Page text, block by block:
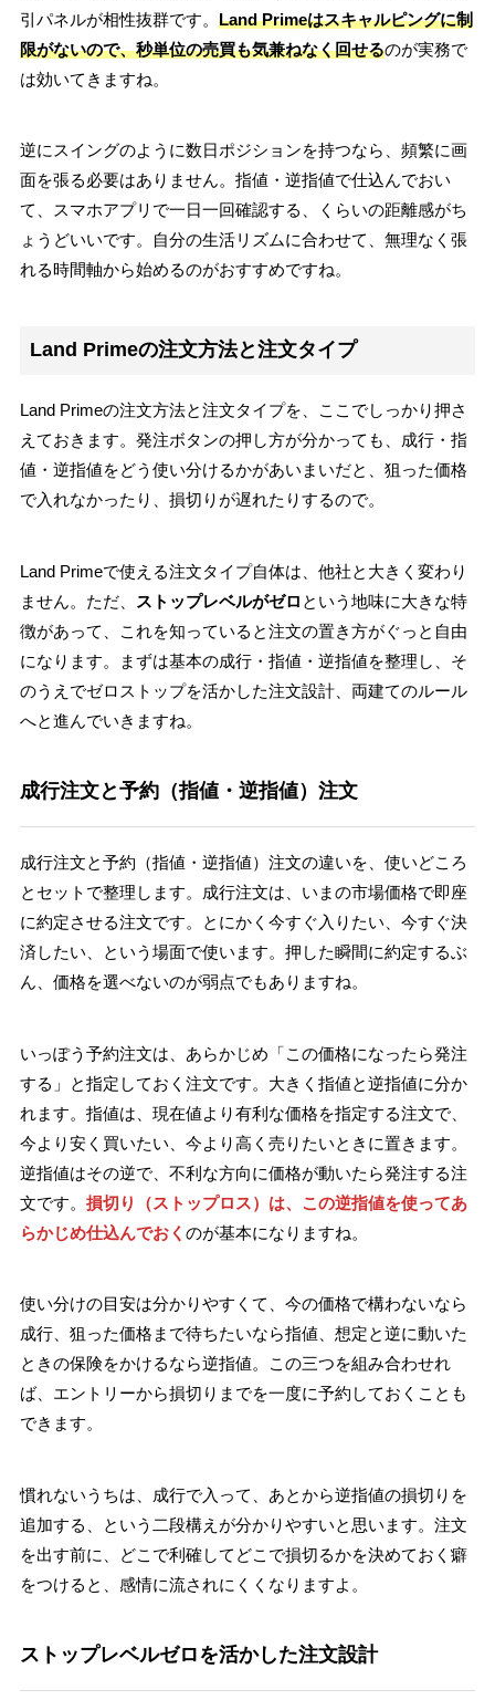
引パネルが相性抜群です。 Land Primeはスキャルピングに制
限がないので、秒単位の売買も気兼ねなく回せるのが実務で
は効いてきますね。
逆にスイングのように数日ポジションを持つなら、頻繁に画
面を張る必要はありません。指値・逆指値で仕込んでおい
て、スマホアプリで一日一回確認する、くらいの距離感がち
ょうどいいです。自分の生活リズムに合わせて、無理なく張
れる時間軸から始めるのがおすすめですね。
Land Primeの注文方法と注文タイプ
Land Primeの注文方法と注文タイプを、ここでしっかり押さ
えておきます。発注ボタンの押し方が分かっても、成行・指
値・逆指値をどう使い分けるかがあいまいだと、狙った価格
で入れなかったり、損切りが遅れたりするので。
Land Primeで使える注文タイプ自体は、他社と大きく変わり
ません。ただ、
ストップレベルがゼロ という地味に大きな特
徴があって、これを知っていると注文の置き方がぐっと自由
になります。まずは基本の成行・指値・逆指値を整理し、そ
のうえでゼロストップを活かした注文設計、両建てのルール
へと進んでいきますね。
成行注文と予約（指値・逆指値）注文
成行注文と予約（指値・逆指値）注文の違いを、使いどころ
とセットで整理します。成行注文は、いまの市場価格で即座
に約定させる注文です。とにかく今すぐ入りたい、今すぐ決
済したい、という場面で使います。押した瞬間に約定するぶ
ん、価格を選べないのが弱点でもありますね。
いっぽう予約注文は、あらかじめ「この価格になったら発注
する」と指定しておく注文です。大きく指値と逆指値に分か
れます。指値は、現在値より有利な価格を指定する注文で、
今より安く買いたい、今より高く売りたいときに置きます。
逆指値はその逆で、不利な方向に価格が動いたら発注する注
文です。 損切り（ストップロス）は、この逆指値を使ってあ
らかじめ仕込んでおく のが基本になりますね。
使い分けの目安は分かりやすくて、今の価格で構わないなら
成行、狙った価格まで待ちたいなら指値、想定と逆に動いた
ときの保険をかけるなら逆指値。この三つを組み合わせれ
ば、エントリーから損切りまでを一度に予約しておくことも
できます。
慣れないうちは、成行で入って、あとから逆指値の損切りを
追加する、という二段構えが分かりやすいと思います。注文
を出す前に、どこで利確してどこで損切るかを決めておく癖
をつけると、感情に流されにくくなりますよ。
ストップレベルゼロを活かした注文設計